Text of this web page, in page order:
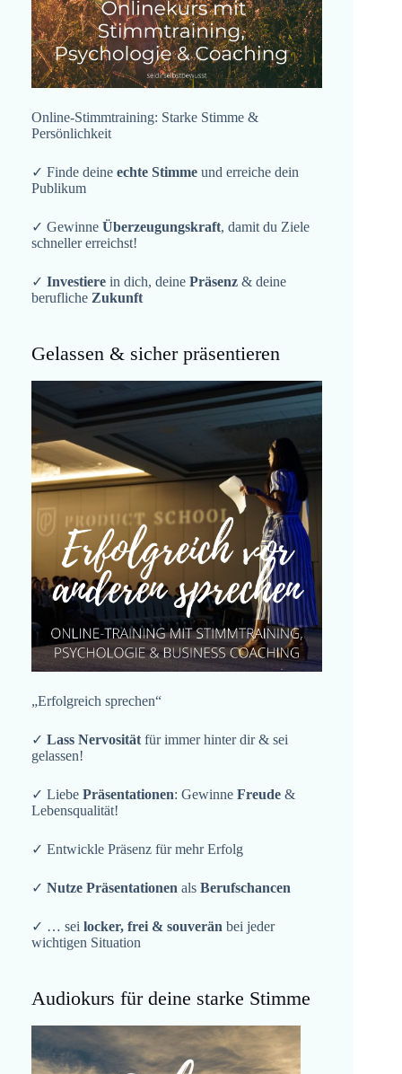
Online-Stimmtraining: Starke Stimme &
Persönlichkeit
✓ Finde deine echte Stimme und erreiche dein
Publikum
✓ Gewinne Überzeugungskraft, damit du Ziele
schneller erreichst!
✓ Investiere in dich, deine Präsenz & deine
berufliche Zukunft
Gelassen & sicher präsentieren
„Erfolgreich sprechen“
✓ Lass Nervosität für immer hinter dir & sei
gelassen!
✓ Liebe Präsentationen: Gewinne Freude &
Lebensqualität!
✓ Entwickle Präsenz für mehr Erfolg
✓ Nutze Präsentationen als Berufschancen
✓ … sei locker, frei & souverän bei jeder
wichtigen Situation
Audiokurs für deine starke Stimme